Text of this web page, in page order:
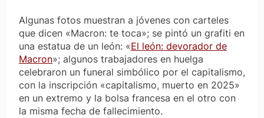
Algunas fotos muestran a jóvenes con carteles
que dicen «Macron: te toca»; se pintó un grafiti en
una estatua de un león: «El león: devorador de
Macron»; algunos trabajadores en huelga
celebraron un funeral simbólico por el capitalismo,
con la inscripción «capitalismo, muerto en 2025»
en un extremo y la bolsa francesa en el otro con
la misma fecha de fallecimiento.